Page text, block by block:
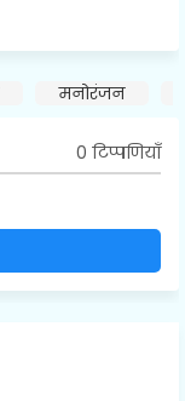
मनोरंजन
0 टिप्पणियाँ